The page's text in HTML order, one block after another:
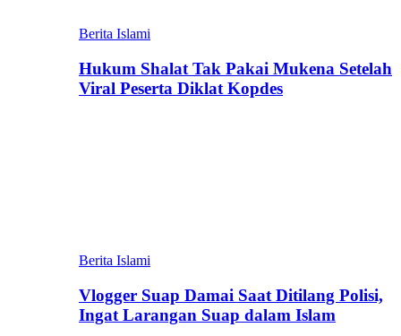
Berita Islami
Hukum Shalat Tak Pakai Mukena Setelah
Viral Peserta Diklat Kopdes
Berita Islami
Vlogger Suap Damai Saat Ditilang Polisi,
Ingat Larangan Suap dalam Islam